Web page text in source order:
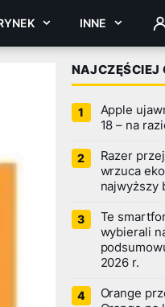
INNE
NAJCZĘŚCIEJ
Apple
18 – na
Razer
wrzuca
najwyższy
Te
wybierali
2026 r.
Orange